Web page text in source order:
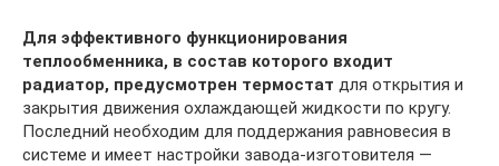
Для эффективного функционирования
теплообменника, в состав которого входит
радиатор, предусмотрен термостат для открытия и
закрытия движения охлаждающей жидкости по кругу.
Последний необходим для поддержания равновесия в
системе и имеет настройки завода-изготовителя —